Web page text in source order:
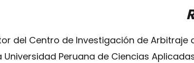
del Centro de Investigación de Arbitraje
Peruana de Ciencias